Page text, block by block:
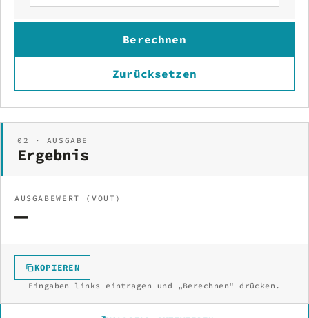
Berechnen
Zurücksetzen
02 · AUSGABE
Ergebnis
AUSGABEWERT (VOUT)
—
KOPIEREN
Eingaben links eintragen und „Berechnen" drücken.